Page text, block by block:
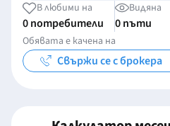
В любими на
0 потребители
Видяна
0 пъти
Обявата е качена на
Свържи се с брокера